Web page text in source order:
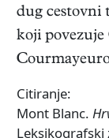
dug cestovni
koji
Citiranje:
Mont Blanc.
Leksikografski